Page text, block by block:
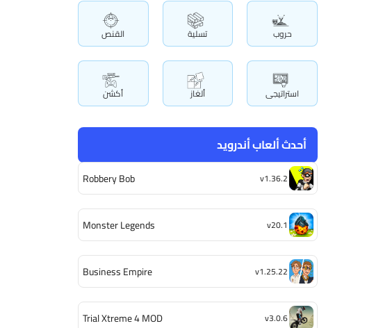
حروب تسلية القنص
استراتيجى ألغاز أكشن
أحدث ألعاب أندرويد
Robbery Bob v1.36.2
Monster Legends v20.1
Business Empire v1.25.22
Trial Xtreme 4 MOD v3.0.6